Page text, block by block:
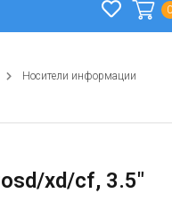
Носители информации
xd/cf, 3.5"